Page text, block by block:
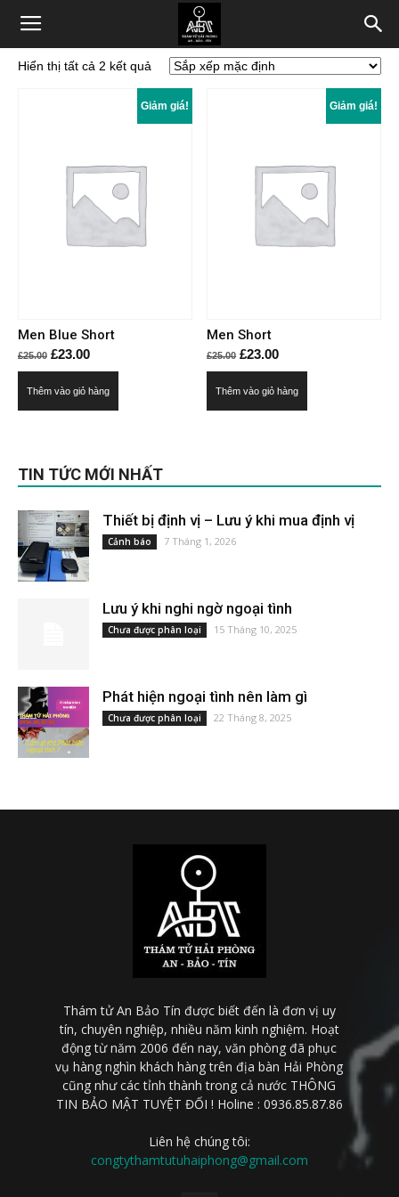
Hiển thị tất cả 2 kết quả
Giảm giá!
Men Blue Short
£25.00 Giá
gốc
là:
£23.00Giá
hiện
tại
Thêm vào giỏ hàng
Giảm giá!
Men Short
£25.00 Giá
gốc
là:
£23.00Giá
hiện
tại
Thêm vào giỏ hàng
TIN TỨC MỚI NHẤT
Thiết bị định vị – Lưu ý khi mua định vị
Cảnh báo 7 Tháng 1, 2026
Lưu ý khi nghi ngờ ngoại tình
Chưa được phân loại 15 Tháng 10, 2025
Phát hiện ngoại tình nên làm gì
Chưa được phân loại 22 Tháng 8, 2025
Thám tử An Bảo Tín được biết đến là đơn vị uy
tín, chuyên nghiệp, nhiều năm kinh nghiệm. Hoạt
động từ năm 2006 đến nay, văn phòng đã phục
vụ hàng nghìn khách hàng trên địa bàn Hải Phòng
cũng như các tỉnh thành trong cả nước THÔNG
TIN BẢO MẬT TUYỆT ĐỐI ! Holine : 0936.85.87.86
Liên hệ chúng tôi:
congtythamtutuhaiphong@gmail.com